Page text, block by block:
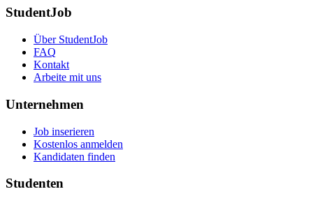
StudentJob
Über StudentJob
FAQ
Kontakt
Arbeite mit uns
Unternehmen
Job inserieren
Kostenlos anmelden
Kandidaten finden
Studenten